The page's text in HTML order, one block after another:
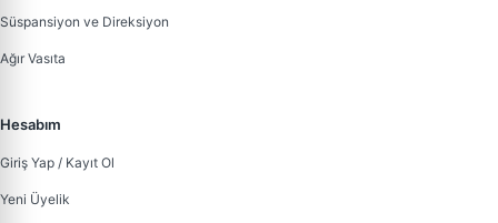
Süspansiyon ve Direksiyon
Ağır Vasıta
Hesabım
Giriş Yap / Kayıt Ol
Yeni Üyelik